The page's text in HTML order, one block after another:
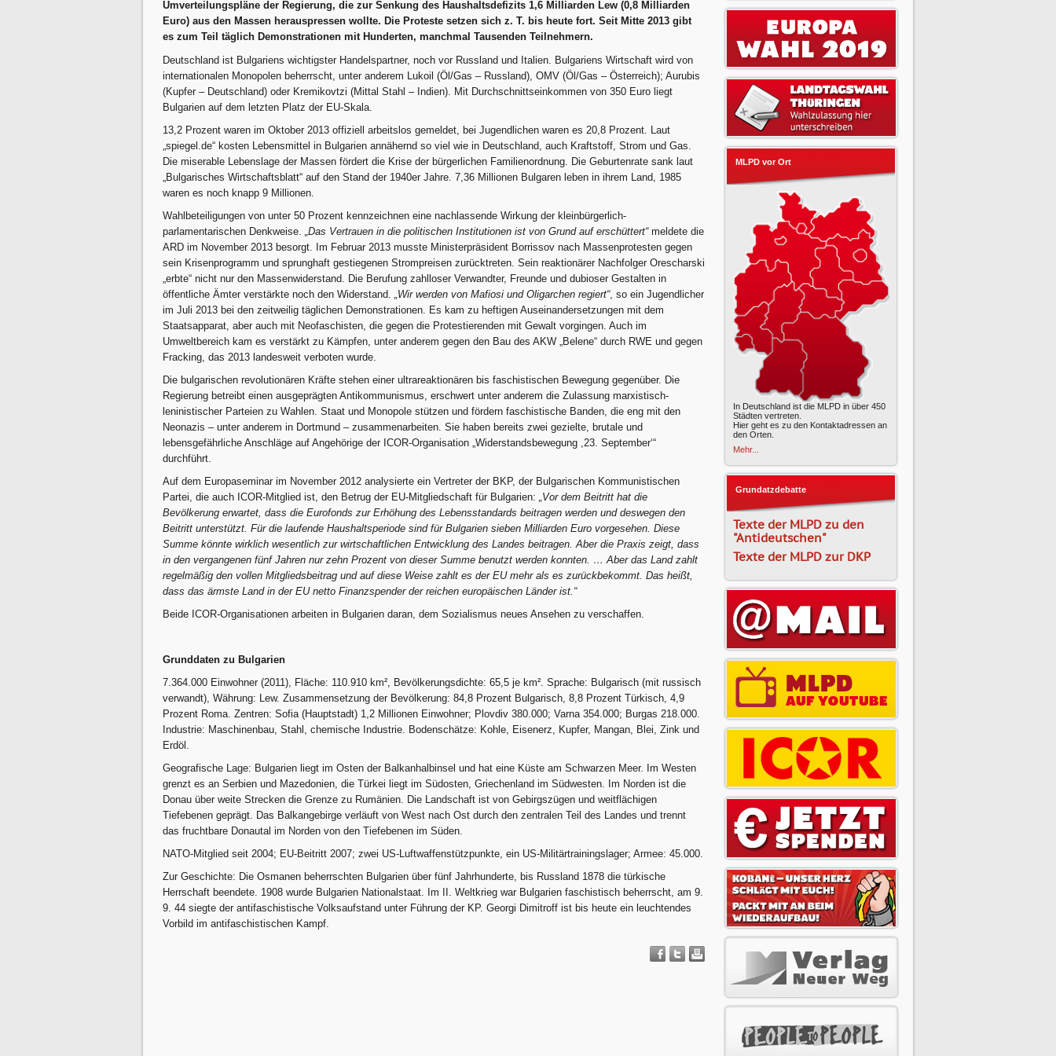
Umverteilungspläne der Regierung, die zur Senkung des Haushaltsdefizits 1,6 Milliarden Lew (0,8 Milliarden
Euro) aus den Massen herauspressen wollte. Die Proteste setzen sich z. T. bis heute fort. Seit Mitte 2013 gibt
es zum Teil täglich Demonstrationen mit Hunderten, manchmal Tausenden Teilnehmern.
Deutschland ist Bulgariens wichtigster Handelspartner, noch vor Russland und Italien. Bulgariens Wirtschaft wird von
internationalen Monopolen beherrscht, unter anderem Luk­oil (Öl/Gas – Russland), OMV (Öl/Gas – Österreich); Aurubis
(Kupfer – Deutschland) oder Kremikovtzi (Mittal Stahl – Indien). Mit Durchschnittseinkommen von 350 Euro liegt
Bulgarien auf dem letzten Platz der EU-Skala.
13,2 Prozent waren im Ok­tober 2013 offiziell arbeitslos gemeldet, bei Jugendlichen waren es 20,8 Prozent. Laut
„spiegel.de“ kosten Lebensmittel in Bulgarien annähernd so viel wie in Deutschland, auch Kraftstoff, Strom und Gas.
Die miserable Lebenslage der Massen fördert die Krise der bürgerlichen Familienordnung. Die Geburtenrate sank laut
„Bulgarisches Wirtschaftsblatt“ auf den Stand der 1940er Jahre. 7,36 Millionen Bulgaren leben in ihrem Land, 1985
waren es noch knapp 9 Millionen.
Wahlbeteiligungen von unter 50 Prozent kennzeichnen eine nachlassende Wirkung der kleinbürgerlich-
parlamentarischen Denkweise.
„Das Vertrauen in die politischen Institutionen ist von Grund auf erschüttert“ meldete die
ARD im November 2013 besorgt. Im Februar 2013 musste Ministerpräsident Borrissov nach Massenprotesten gegen
sein Krisenprogramm und sprunghaft gestiegenen Strompreisen zurücktreten. Sein reaktionärer Nachfolger Orescharski
„erbte“ nicht nur den Massenwiderstand. Die Berufung zahlloser Verwandter, Freunde und dubioser Gestalten in
öffentliche Ämter verstärkte noch den Widerstand.
„Wir werden von Mafiosi und Oligarchen regiert“, so ein Jugendlicher
im Juli 2013 bei den zeitweilig täglichen Demonstrationen. Es kam zu heftigen Auseinandersetzungen mit dem
Staatsapparat, aber auch mit Neofaschisten, die gegen die Protestierenden mit Gewalt vorgingen. Auch im
Umweltbereich kam es verstärkt zu Kämpfen, unter anderem gegen den Bau des AKW „Belene“ durch RWE und gegen
Fracking, das 2013 landesweit verboten wurde.
Die bulgarischen revolutionären Kräfte stehen einer ultrareaktionären bis faschistischen Bewegung gegenüber. Die
Regierung betreibt einen ausgeprägten Antikommunismus, erschwert unter anderem die Zulassung marxistisch-
leninistischer Parteien zu Wahlen. Staat und Monopole stützen und fördern faschistische Banden, die eng mit den
Neonazis – unter anderem in Dortmund – zusammenarbeiten. Sie haben bereits zwei gezielte, brutale und
lebensgefährliche Anschläge auf Angehörige der ICOR-Organisation „Widerstandsbewegung ,23. September‘“
durchführt.
Auf dem Europaseminar im November 2012 analysierte ein Vertreter der BKP, der Bulgarischen Kommunistischen
Partei, die auch ICOR-Mitglied ist, den Betrug der EU-Mitgliedschaft für Bulgarien:
„Vor dem Beitritt hat die
Bevölkerung erwartet, dass die Eurofonds zur Erhöhung des Lebensstandards beitragen werden und deswegen den
Beitritt unterstützt. Für die laufende Haushaltsperiode sind für Bulgarien sieben Milliarden Euro vorgesehen. Diese
Summe könnte wirklich wesentlich zur wirtschaftlichen Entwicklung des Landes beitragen. Aber die Praxis zeigt, dass
in den vergangenen fünf Jahren nur zehn Prozentvon dieser Summe benutzt werden konnten. … Aber das Land zahlt
regelmäßig den vollen Mitgliedsbeitrag und auf diese Weise zahlt es der EU mehr als es zurückbekommt. Das heißt,
dass das ärmste Land in der EU netto Finanzspender der reichen europäischen Länder ist.“
Beide ICOR-Organisationen arbeiten in Bulgarien daran, dem Sozialismus neues Ansehen zu verschaffen.
Grunddaten zu Bulgarien
7.364.000 Einwohner (2011), Fläche: 110.910 km², Bevölkerungsdichte: 65,5 je km². Sprache: Bulgarisch (mit russisch
verwandt), Währung: Lew. Zusammensetzung der Bevölkerung: 84,8 Prozent Bulgarisch, 8,8 Prozent Türkisch, 4,9
Prozent Roma. Zentren: Sofia (Hauptstadt) 1,2 Millionen Einwohner; Plovdiv 380.000; Varna 354.000; Burgas 218.000.
Industrie: Maschinenbau, Stahl, chemische Industrie. Bodenschätze: Kohle, Eisenerz, Kupfer, Mangan, Blei, Zink und
Erdöl.
Geografische Lage: Bulgarien liegt im Osten der Balkanhalbinsel und hat eine Küste am Schwarzen Meer. Im Westen
grenzt es an Serbien und Mazedonien, die Türkei liegt im Südosten, Griechenland im Südwesten. Im Norden ist die
Donau über weite Strecken die Grenze zu Rumänien. Die Landschaft ist von Gebirgszügen und weitflächigen
Tiefebenen geprägt. Das Balkangebirge verläuft von West nach Ost durch den zentralen Teil des Landes und trennt
das fruchtbare Donautal im Norden von den Tiefebenen im Süden.
NATO-Mitglied seit 2004; EU-Beitritt 2007; zwei US-Luftwaffenstützpunkte, ein US-Militärtrainingslager; Armee: 45.000.
Zur Geschichte: Die Osmanen beherrschten Bulgarien über fünf Jahrhunderte, bis Russland 1878 die türkische
Herrschaft beendete. 1908 wurde Bulgarien Nationalstaat. Im II. Weltkrieg war Bulgarien faschistisch beherrscht, am 9.
9. 44 siegte der antifaschistische Volksaufstand unter Führung der KP. Georgi Dimitroff ist bis heute ein leuchtendes
Vorbild im antifaschistischen Kampf.
MLPD vor Ort
In Deutschland ist die MLPD in über 450
Städten vertreten.
Hier geht es zu den Kontaktadressen an
den Orten.
Mehr...
Grundatzdebatte
Texte der MLPD zu den
"Antideutschen"
Texte der MLPD zur DKP